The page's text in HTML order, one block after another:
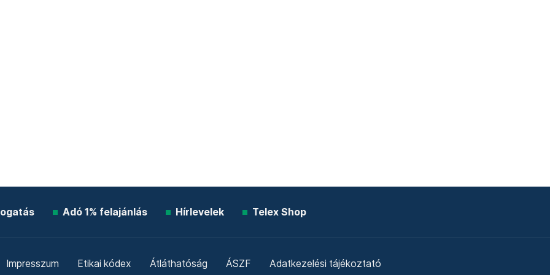
Adó 1% felajánlás Hírlevelek Telex Shop
Impresszum Etikai kódex Átláthatóság ÁSZF Adatkezelési tájékoztató